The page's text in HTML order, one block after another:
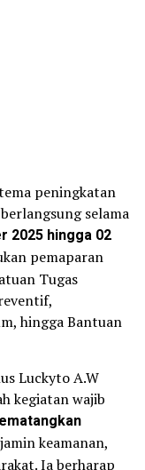
peningkatan
selama
2025 hingga 02
pemaparan
Tugas
hingga Bantuan
Luckyto A.W
kegiatan wajib
keamanan,
Ia berharap